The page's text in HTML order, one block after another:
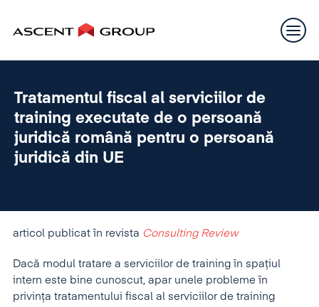
Tratamentul fiscal al serviciilor de
training executate de o persoană
juridică română pentru o persoană
juridică din UE
articol publicat în revista Consulting Review
Dacă modul tratare a serviciilor de training în spaţiul
intern este bine cunoscut, apar unele probleme în
privinţa tratamentului fiscal al serviciilor de training